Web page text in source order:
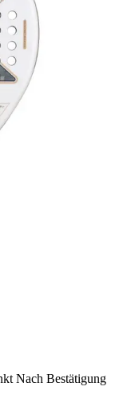
Nach Bestätigung